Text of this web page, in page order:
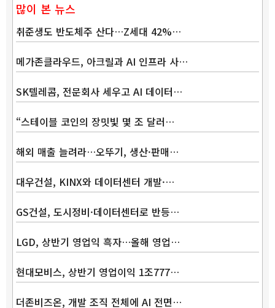
많이 본 뉴스
취준생도 반도체주 산다…Z세대 42%…
메가존클라우드, 아크릴과 AI 인프라 사…
SK텔레콤, 전문회사 세우고 AI 데이터…
“스테이블 코인의 장밋빛 몇 조 달러…
해외 매출 늘려라…오뚜기, 생산·판매…
대우건설, KINX와 데이터센터 개발·…
GS건설, 도시정비·데이터센터로 반등…
LGD, 상반기 영업익 흑자…올해 영업…
현대모비스, 상반기 영업이익 1조777…
더존비즈온, 개발 조직 전체에 AI 전면…